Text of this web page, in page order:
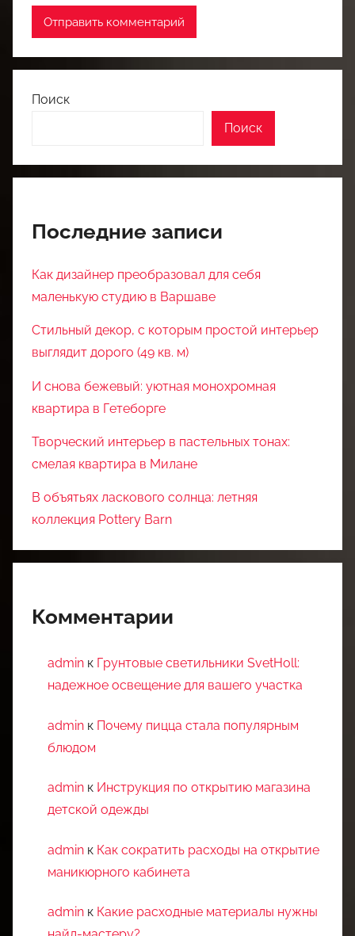
Поиск
Поиск
Последние записи
Как дизайнер преобразовал для себя
маленькую студию в Варшаве
Стильный декор, с которым простой интерьер
выглядит дорого (49 кв. м)
И снова бежевый: уютная монохромная
квартира в Гетеборге
Творческий интерьер в пастельных тонах:
смелая квартира в Милане
В объятьях ласкового солнца: летняя
коллекция Pottery Barn
Комментарии
admin к Грунтовые светильники SvetHoll:
надежное освещение для вашего участка
admin к Почему пицца стала популярным
блюдом
admin к Инструкция по открытию магазина
детской одежды
admin к Как сократить расходы на открытие
маникюрного кабинета
admin к Какие расходные материалы нужны